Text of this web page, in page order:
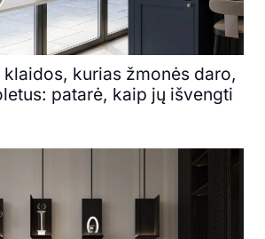
kurias žmonės daro,
patarė, kaip jų išvengti